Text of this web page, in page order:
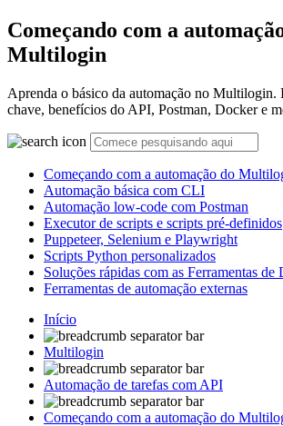
Começando com a
Multilogin
Aprenda o básico da automação no Multilogin.
chave, benefícios do API, Postman, Docker e
Começando com a automação do
Automação básica com CLI
Automação low-code com Postman
Executor de scripts e scripts pré-definidos
Puppeteer, Selenium e Playwright
Scripts Python personalizados
Soluções rápidas com as Ferramentas de
Ferramentas de automação externas
Início
Multilogin
Automação de tarefas com API
Começando com a automação do